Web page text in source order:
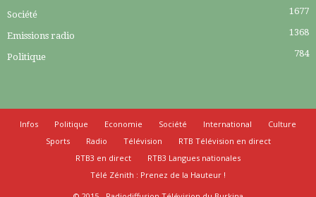
Société 1677
Emissions radio 1368
Politique 784
Infos Politique Economie Société International
Culture
Sports
Radio Télévision
RTB Télévision en direct
RTB3 en direct
RTB3 Langues nationales
Télé Zénith : Prenez de la Hauteur !